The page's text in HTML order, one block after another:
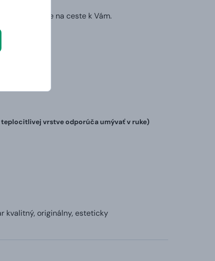
deň už bude na ceste k Vám.
vrstve odporúča umývať v ruke)
kvalitný, originálny, esteticky